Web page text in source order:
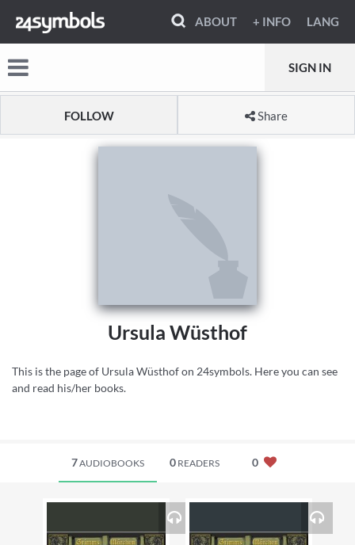
ABOUT + INFO LANG
SIGN IN
FOLLOW Share
Ursula Wüsthof
This is the page of Ursula Wüsthof on 24symbols. Here you can see
and read his/her books.
7AUDIOBOOKS 0READERS 0